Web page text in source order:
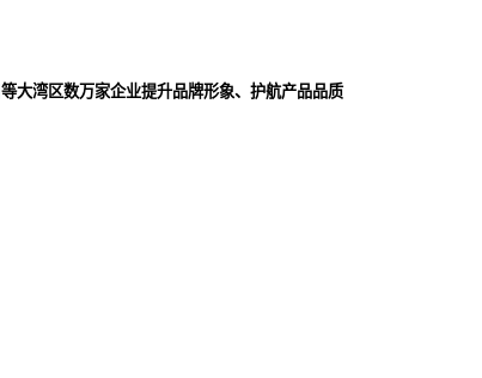
等大湾区数万家企业提升品牌形象、护航产品品质